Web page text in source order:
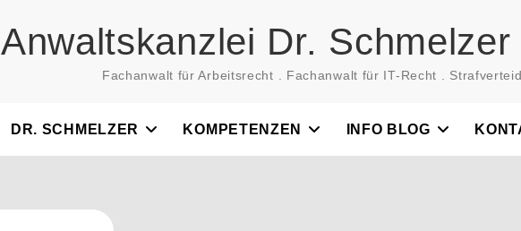
Anwaltskanzlei Dr. Schmelzer
Fachanwalt für Arbeitsrecht . Fachanwalt für IT-Recht .
DR. SCHMELZER KOMPETENZEN INFO BLOG